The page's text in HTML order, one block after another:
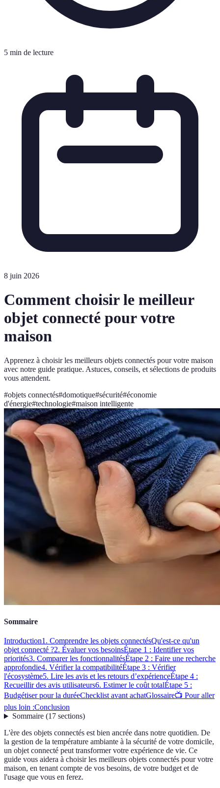
5 min de lecture
8 juin 2026
Comment choisir le meilleur
objet connecté pour votre
maison
Apprenez à choisir les meilleurs objets connectés pour votre maison
avec notre guide pratique. Astuces, conseils, et sélections de produits
vous attendent.
#objets connectés#domotique#sécurité#économie
d'énergie#technologie#maison intelligente
Sommaire
Introduction1. Comprendre les objets connectésQu'est-ce qu'un
objet connecté ?2. Évaluer vos besoinsÉtape 1 : Identifier vos
priorités3. Comparer les fonctionnalitésÉtape 2 : Faire une recherche
approfondie4. Vérifier la compatibilitéÉtape 3 : Vérifier
l'écosystème5. Lire les avis et les retours d’expérienceÉtape 4 :
Recueillir des avis utilisateurs6. Estimer le coût totalÉtape 5 :
Budgétiser pour la duréeChecklist avant achatGlossaire📺 Pour aller
plus loin :Conclusion
Sommaire(17 sections)
L'ère des objets connectés est bien ancrée dans notre quotidien. De
la gestion de la température ambiante à la sécurité de votre domicile,
un objet connecté peut transformer votre expérience de vie. Ce
guide vous aidera à choisir les meilleurs objets connectés pour votre
maison, en tenant compte de vos besoins, de votre budget et de
l'usage que vous en ferez.